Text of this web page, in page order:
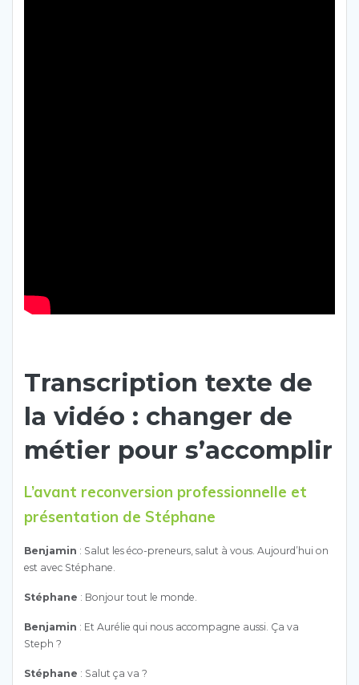
Transcription texte de
la vidéo : changer de
métier pour s’accomplir
L’avant reconversion professionnelle et
présentation de Stéphane
Benjamin : Salut les éco-preneurs, salut à vous. Aujourd’hui on
est avec Stéphane.
Stéphane : Bonjour tout le monde.
Benjamin : Et Aurélie qui nous accompagne aussi. Ça va
Steph ?
Stéphane : Salut ça va ?